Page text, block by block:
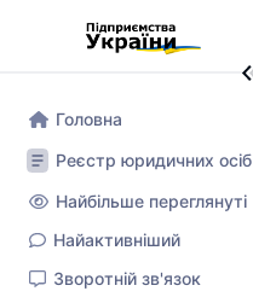
Головна
Реєстр юридичних осіб
Найбільше переглянуті
Найактивніший
Зворотній зв'язок